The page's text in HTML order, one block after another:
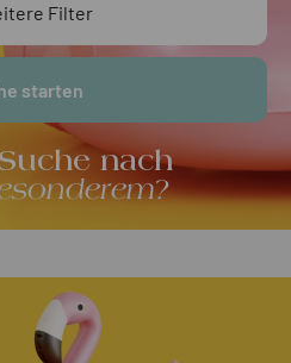
nach
Filter
starten